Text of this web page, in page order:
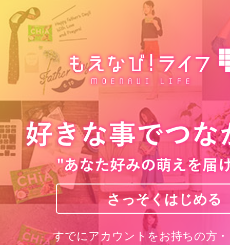
さっそくはじめる
すでにアカウントをお持ちの方